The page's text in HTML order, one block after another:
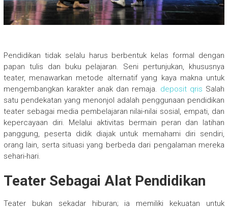
Pendidikan tidak selalu harus berbentuk kelas formal dengan
papan tulis dan buku pelajaran. Seni pertunjukan, khususnya
teater, menawarkan metode alternatif yang kaya makna untuk
mengembangkan karakter anak dan remaja. deposit qris Salah
satu pendekatan yang menonjol adalah penggunaan pendidikan
teater sebagai media pembelajaran nilai-nilai sosial, empati, dan
kepercayaan diri. Melalui aktivitas bermain peran dan latihan
panggung, peserta didik diajak untuk memahami diri sendiri,
orang lain, serta situasi yang berbeda dari pengalaman mereka
sehari-hari.
Teater Sebagai Alat Pendidikan
Teater bukan sekadar hiburan; ia memiliki kekuatan untuk